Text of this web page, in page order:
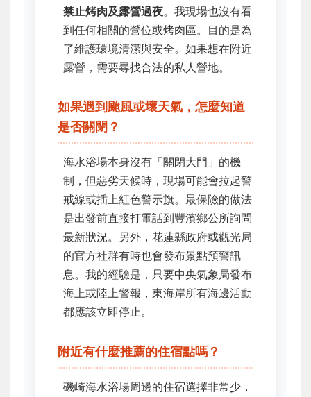
禁止烤肉及露營過夜。我現場也沒有看
到任何相關的營位或烤肉區。目的是為
了維護環境清潔與安全。如果想在附近
露營，需要尋找合法的私人營地。
如果遇到颱風或壞天氣，怎麼知道
是否關閉？
海水浴場本身沒有「關閉大門」的機
制，但惡劣天候時，現場可能會拉起警
戒線或插上紅色警示旗。最保險的做法
是出發前直接打電話到豐濱鄉公所詢問
最新狀況。另外，花蓮縣政府或觀光局
的官方社群有時也會發布景點預警訊
息。我的經驗是，只要中央氣象局發布
海上或陸上警報，東海岸所有海邊活動
都應該立即停止。
附近有什麼推薦的住宿點嗎？
磯崎海水浴場周邊的住宿選擇非常少，